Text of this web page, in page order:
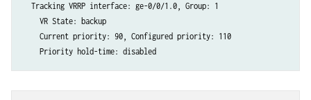
  Tracking VRRP interface: ge-0/0/1.0, Group: 1
    VR State: backup
    Current priority: 90, Configured priority: 110